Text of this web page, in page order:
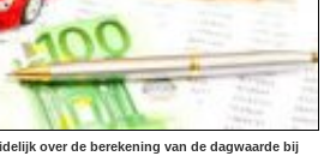
over de berekening van de dagwaarde bij